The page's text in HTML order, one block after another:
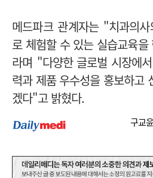
메드파크 관계자는 "치과의
로 체험할 수 있는 실습교육
라며 "다양한 글로벌 시장에
력과 제품 우수성을 홍보하고
겠다"고 밝혔다.
구교